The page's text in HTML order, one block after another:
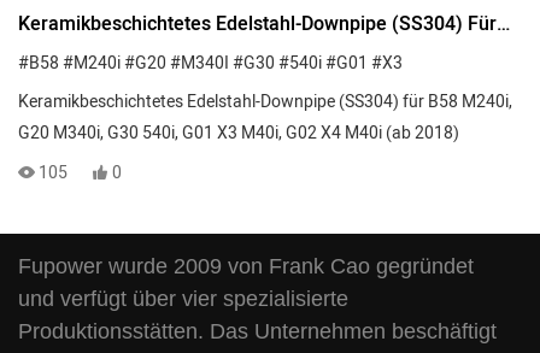
Keramikbeschichtetes Edelstahl-Downpipe (SS304) Für
B58 M240i, G20 M340i, G30 540i, G01 X3 M40i, G02 X4
M40i (ab 2018)
#B58#M240i#G20#M340I#G30#540i#G01 #X3
Keramikbeschichtetes Edelstahl-Downpipe (SS304) für B58 M240i,
G20 M340i, G30 540i, G01 X3 M40i, G02 X4 M40i (ab 2018)
105
0
Fupower wurde 2009 von Frank Cao gegründet
und verfügt über vier spezialisierte
Produktionsstätten. Das Unternehmen beschäftigt